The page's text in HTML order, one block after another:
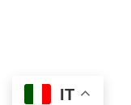
IT
Skip